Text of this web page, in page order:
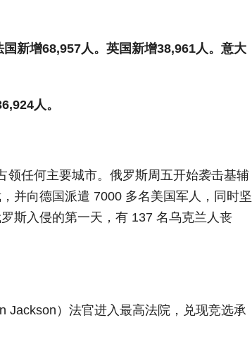
国新增68,957人。英国新增38,961人。意大
人。
领任何主要城市。俄罗斯周五开始袭击基辅
并向德国派遣 7000 多名美国军人，同时坚
斯入侵的第一天，有 137 名乌克兰人丧
Jackson）法官进入最高法院，兑现竞选承